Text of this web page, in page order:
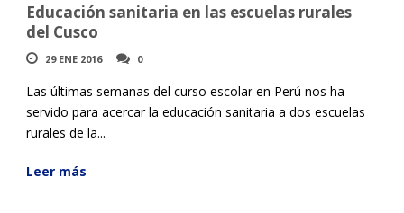
Educación sanitaria en las escuelas rurales
del Cusco
29 ENE 2016 0
Las últimas semanas del curso escolar en Perú nos ha
servido para acercar la educación sanitaria a dos escuelas
rurales de la...
Leer más